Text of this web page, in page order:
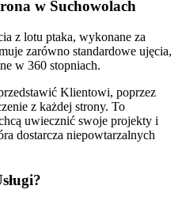
w Suchowolach
z lotu ptaka, wykonane za
zarówno standardowe ujęcia,
w 360 stopniach.
Klientowi, poprzez
z każdej strony. To
uwiecznić swoje projekty i
dostarcza niepowtarzalnych